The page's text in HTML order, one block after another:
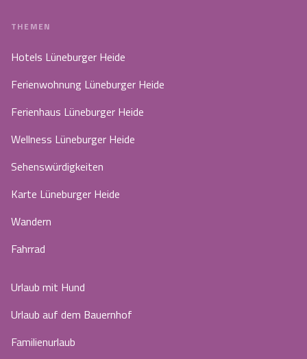
THEMEN
Hotels Lüneburger Heide
Ferienwohnung Lüneburger Heide
Ferienhaus Lüneburger Heide
Wellness Lüneburger Heide
Sehenswürdigkeiten
Karte Lüneburger Heide
Wandern
Fahrrad
Urlaub mit Hund
Urlaub auf dem Bauernhof
Familienurlaub